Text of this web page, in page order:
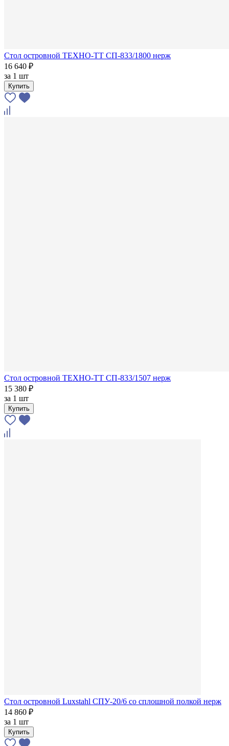
Стол островной ТЕХНО-ТТ СП-833/1800 нерж
16 640 ₽
за 1 шт
Купить
Стол островной ТЕХНО-ТТ СП-833/1507 нерж
15 380 ₽
за 1 шт
Купить
Стол островной Luxstahl СПУ-20/6 со сплошной полкой нерж
14 860 ₽
за 1 шт
Купить